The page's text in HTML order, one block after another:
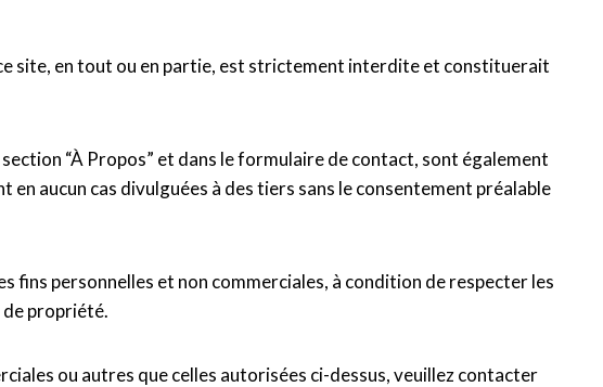
site, en tout ou en partie, est strictement interdite et constituerait
“À Propos” et dans le formulaire de contact, sont également
aucun cas divulguées à des tiers sans le consentement préalable
fins personnelles et non commerciales, à condition de respecter les
propriété.
ou autres que celles autorisées ci-dessus, veuillez contacter